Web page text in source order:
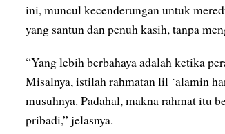
ini, muncul kecenderungan untuk
yang santun dan penuh kasih, tanpa
“Yang lebih berbahaya adalah ketika
Misalnya, istilah rahmatan lil ‘alamin
musuhnya. Padahal, makna rahmat itu
pribadi,” jelasnya.